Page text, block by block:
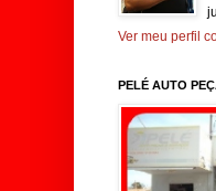
Ver meu perfil
PELÉ AUTO